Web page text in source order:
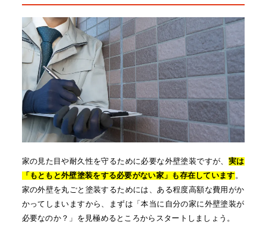
家の見た目や耐久性を守るために必要な外壁塗装ですが、 実は
「もともと外壁塗装をする必要がない家」も存在しています。
家の外壁を丸ごと塗装するためには、ある程度高額な費用がか
かってしまいますから、まずは「本当に自分の家に外壁塗装が
必要なのか？」を見極めるところからスタートしましょう。